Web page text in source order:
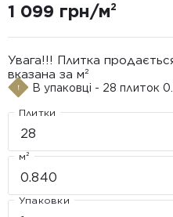
1 099 грн/м²
Увага!!! Плитка
вказана за м²
В упаковці - 28 плиток
Плитки
м²
Упаковки